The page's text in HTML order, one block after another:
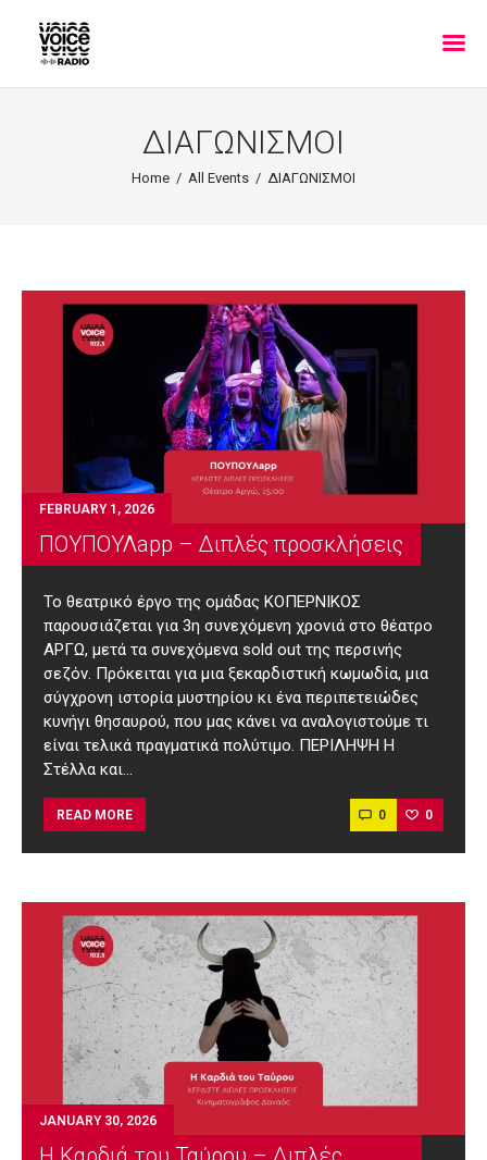
ΔΙΑΓΩΝΙΣΜΟΙ
Home All Events ΔΙΑΓΩΝΙΣΜΟΙ
FEBRUARY 1, 2026
ΠΟΥΠΟΥΛapp – Διπλές προσκλήσεις
Το θεατρικό έργο της ομάδας ΚΟΠΕΡΝΙΚΟΣ
παρουσιάζεται για 3η συνεχόμενη χρονιά στο θέατρο
ΑΡΓΩ, μετά τα συνεχόμενα sold out της περσινής
σεζόν. Πρόκειται για μια ξεκαρδιστική κωμωδία, μια
σύγχρονη ιστορία μυστηρίου κι ένα περιπετειώδες
κυνήγι θησαυρού, που μας κάνει να αναλογιστούμε τι
είναι τελικά πραγματικά πολύτιμο. ΠΕΡΙΛΗΨΗ Η
Στέλλα και…
READ MORE 0 0
JANUARY 30, 2026